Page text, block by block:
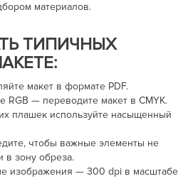
материалов.
ТИПИЧНЫХ
макет в формате PDF.
RGB — переводите макет в CMYK.
плашек используйте насыщенный
чтобы важные элементы не
в зону обреза.
изображения — 300 dpi в масштабе